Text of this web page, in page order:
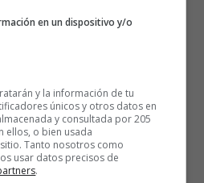
en un dispositivo y/o
y la información de tu
únicos y otros datos en
y consultada por 205
ellos, o bien usada
Tanto nosotros como
usar datos precisos de
.